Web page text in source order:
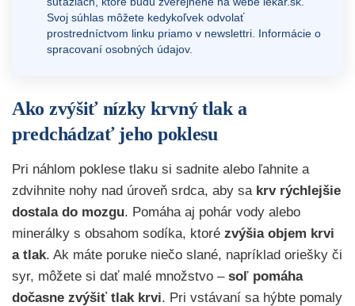
Svoj súhlas môžete kedykoľvek odvolať
prostredníctvom linku priamo v newslettri. Informácie o
spracovaní osobných údajov.
Ako zvýšiť nízky krvný tlak a
predchádzať jeho poklesu
Pri náhlom poklese tlaku si sadnite alebo ľahnite a
zdvihnite nohy nad úroveň srdca, aby sa krv rýchlejšie
dostala do mozgu. Pomáha aj pohár vody alebo
minerálky s obsahom sodíka, ktoré zvýšia objem krvi
a tlak. Ak máte poruke niečo slané, napríklad oriešky či
syr, môžete si dať malé množstvo – soľ pomáha
dočasne zvýšiť tlak krvi. Pri vstávaní sa hýbte pomaly